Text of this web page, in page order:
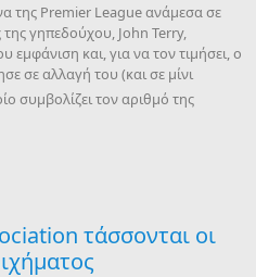
της Premier League ανάμεσα σε
γηπεδούχου, John Terry,
εμφάνιση και, για να τον τιμήσει, ο
σε αλλαγή του (και σε μίνι
συμβολίζει τον αριθμό της
τάσσονται οι